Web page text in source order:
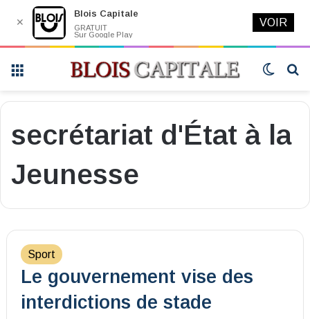
Switch
secrétariat d'État à la
Jeunesse
Sport
Le gouvernement vise des
interdictions de stade
✕
Blois Capitale
GRATUIT
Sur Google Play
VOIR